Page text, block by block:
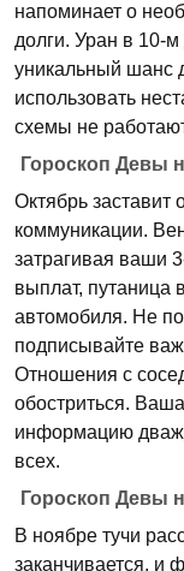
напоминает о
долги. Уран в 10-
уникальный шанс
использовать
схемы не
Гороскоп Девы
Октябрь заставит
коммуникации.
затрагивая ваши
выплат, путаница
автомобиля. Не
подписывайте
Отношения с
обостриться.
информацию
всех.
Гороскоп Девы
В ноябре тучи
заканчивается, и